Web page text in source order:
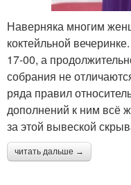
Наверняка многим
коктейльной
17-00, а
собрания не
ряда правил
дополнений к ним всё
за этой вывеской
читать дальше →